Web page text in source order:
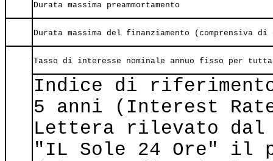
Durata massima preammortamento
Durata massima del finanziamento (comprensiva di
Tasso di interesse nominale annuo fisso per
Indice di
5 anni (Interest Rate
Lettera rilevato dal
"IL Sole 24 Ore" il